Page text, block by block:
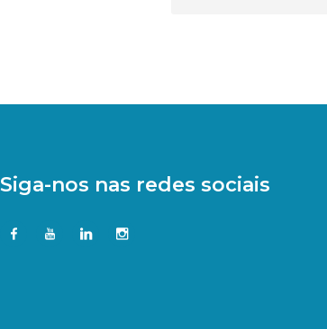
Siga-nos nas redes sociais